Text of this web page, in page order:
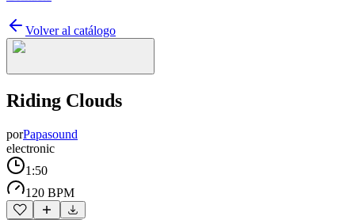
Volver al catálogo
Riding Clouds
porPapasound
electronic
1:50
120 BPM